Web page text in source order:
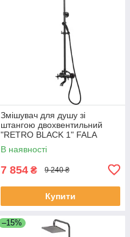
Змішувач для душу зі
штангою двохвентильний
"RETRO BLACK 1" FALA
75809 (Польща)
В наявності
7 854 ₴ 9 240 ₴
Купити
–15%